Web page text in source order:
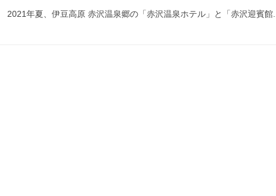
2021年夏、伊豆高原 赤沢温泉郷の「赤沢温泉ホテル」と「赤沢迎賓館...